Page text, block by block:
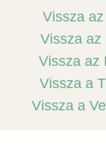
Vissza
Vissza az
Vissza az
Vissza a
Vissza a